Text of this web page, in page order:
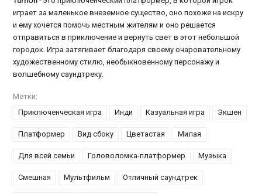
играет за маленькое внеземное существо, оно похоже на искру
и ему хочется помочь местным жителям и оно решается
отправиться в приключение и вернуть свет в этот небольшой
городок. Игра затягивает благодаря своему очаровательному
художественному стилю, необыкновенному персонажу и
волшебному саундтреку.
Метки:
Приключенческая игра
Инди Казуальная игра Экшен
Платформер Вид сбоку Цветастая Милая
Для всей семьи Головоломка-платформер Музыка
Смешная Мультфильм Отличный саундтрек